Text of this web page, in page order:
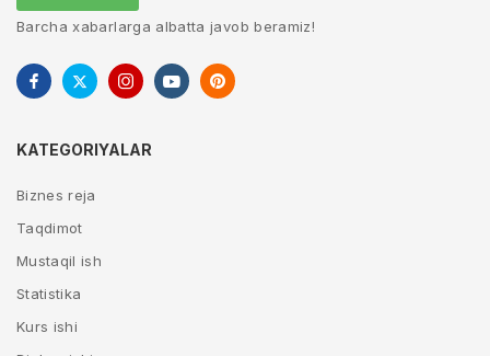
Barcha xabarlarga albatta javob beramiz!
KATEGORIYALAR
Biznes reja
Taqdimot
Mustaqil ish
Statistika
Kurs ishi